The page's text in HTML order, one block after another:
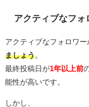
アクティブなフォ
アクティブなフォロワー
ましょう
最終投稿日が1年以上前
能性が高いです。
しかし、